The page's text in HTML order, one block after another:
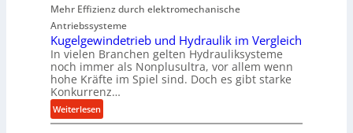
a
t
z
k
n
a
p
p
ü
a
u
:
F
o
r
c
o
m
p
a
k
t
e
U
l
Mehr Effizienz durch elektromechanische
Antriebssysteme
Kugelgewindetrieb und Hydraulik im Vergleich
In vielen Branchen gelten Hydrauliksysteme
noch immer als Nonplusultra, vor allem wenn
hohe Kräfte im Spiel sind. Doch es gibt starke
Konkurrenz…
Weiterlesen:
K